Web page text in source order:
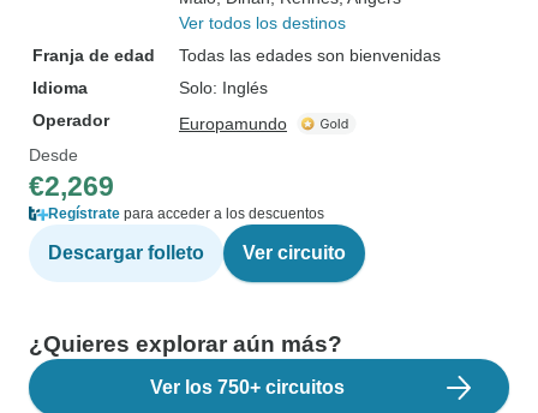
Ver todos los destinos
Franja de edad
Todas las edades son bienvenidas
Idioma
Solo: Inglés
Operador
Europamundo
Desde
€2,269
Regístrate para acceder a los descuentos
Descargar folleto Ver circuito
¿Quieres explorar aún más?
Ver los 750+ circuitos